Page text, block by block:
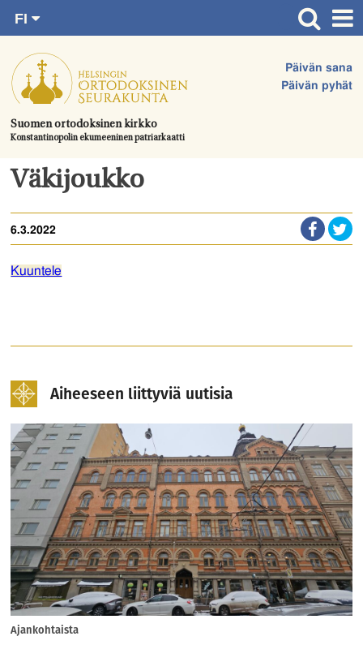
suoraan
sisältöön.
Suomen ortodoksinen kirkko
Konstantinopolin ekumeeninen patriarkaatti
Päivän sana
Päivän pyhät
FI
SV
EN
UA
Etusivu
Ajankohtaista
Juhlat & toimitukset
Kirkot
Tule mukaan
Hautausmaa
Väkijoukko
6.3.2022
Kuuntele
Aiheeseen liittyviä uutisia
Ajankohtaista